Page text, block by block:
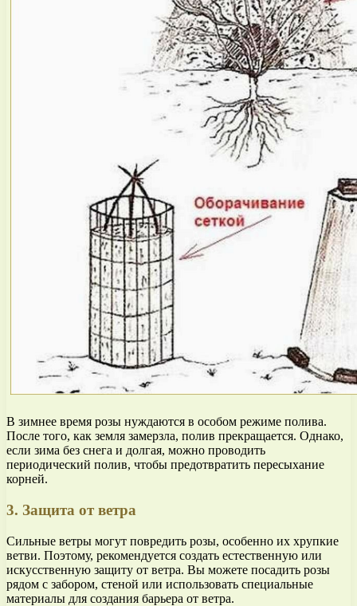
В зимнее время розы нуждаются в особом режиме полива.
После того, как земля замерзла, полив прекращается. Однако,
если зима без снега и долгая, можно проводить
периодический полив, чтобы предотвратить пересыхание
корней.
3. Защита от ветра
Сильные ветры могут повредить розы, особенно их хрупкие
ветви. Поэтому, рекомендуется создать естественную или
искусственную защиту от ветра. Вы можете посадить розы
рядом с забором, стеной или использовать специальные
материалы для создания барьера от ветра.